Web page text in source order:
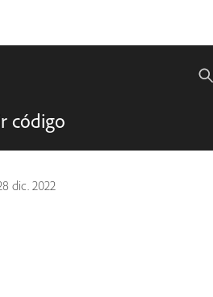
código
dic. 2022